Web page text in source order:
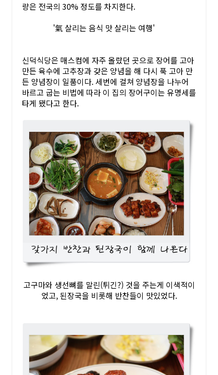
량은 전국의 30% 정도를 차지한다.
'氣 살리는 음식 맛 살리는 여행'
신덕식당은 매스컴에 자주 올랐던 곳으로 장어를 고아
만든 육수에 고추장과 갖은 양념을 해 다시 푹 고아 만
든 양념장이 일품이다. 세번에 걸쳐 양념장을 나누어
바르고 굽는 비법에 따라 이 집의 장어구이는 유명세를
타게 됐다고 한다.
고구마와 생선뼈를 말린(튀긴?) 것을 주는게 이색적이
었고, 된장국을 비롯해 반찬들이 맛있었다.